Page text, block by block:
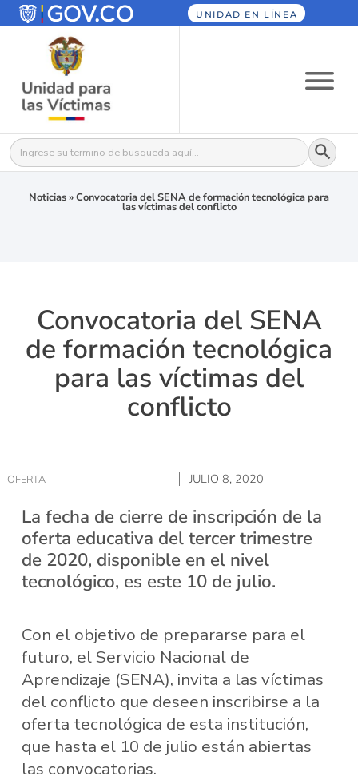
UNIDAD EN LÍNEA
Buscar: Botón
Noticias»Convocatoria del SENA de formación tecnológica para
las víctimas del conflicto
Convocatoria del SENA
de formación tecnológica
para las víctimas del
conflicto
OFERTA JULIO 8, 2020
La fecha de cierre de inscripción de la
oferta educativa del tercer trimestre
de 2020, disponible en el nivel
tecnológico, es este 10 de julio.
Con el objetivo de prepararse para el
futuro, el Servicio Nacional de
Aprendizaje (SENA), invita a las víctimas
del conflicto que deseen inscribirse a la
oferta tecnológica de esta institución,
que hasta el 10 de julio están abiertas
las convocatorias.